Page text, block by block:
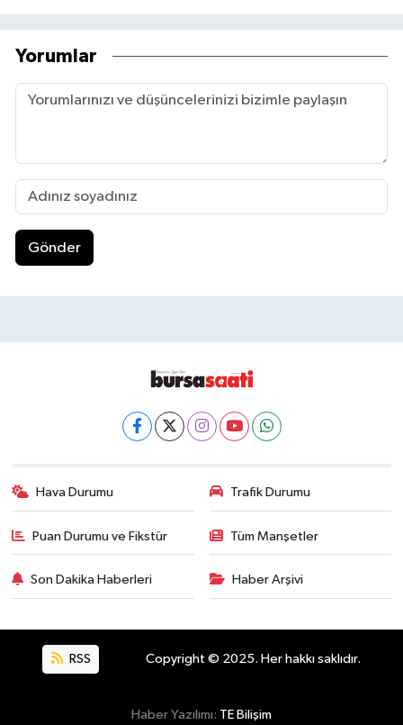
Yorumlar
Gönder
Hava Durumu Trafik Durumu
Puan Durumu ve Fikstür Tüm Manşetler
Son Dakika Haberleri Haber Arşivi
RSS Copyright © 2025. Her hakkı saklıdır.
Haber Yazılımı: TE Bilişim